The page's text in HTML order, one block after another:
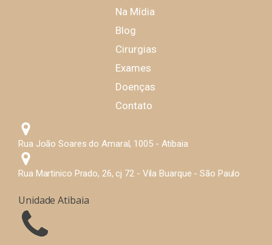
Na Mídia
Blog
Cirurgias
Exames
Doenças
Contato
Rua João Soares do Amaral, 1005 - Atibaia
Rua Martinico Prado, 26, cj 72 - Vila Buarque - São Paulo
Unidade Atibaia